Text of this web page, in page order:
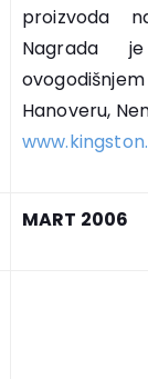
proizvoda
Nagrada
Hanoveru,
MART 2006